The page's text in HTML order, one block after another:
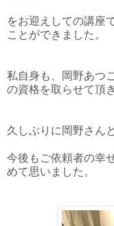
をお迎えしての講座
ことができました。
私自身も、岡野あつ
の資格を取らせて頂
久しぶりに岡野さん
今後もご依頼者の幸
めて思いました。